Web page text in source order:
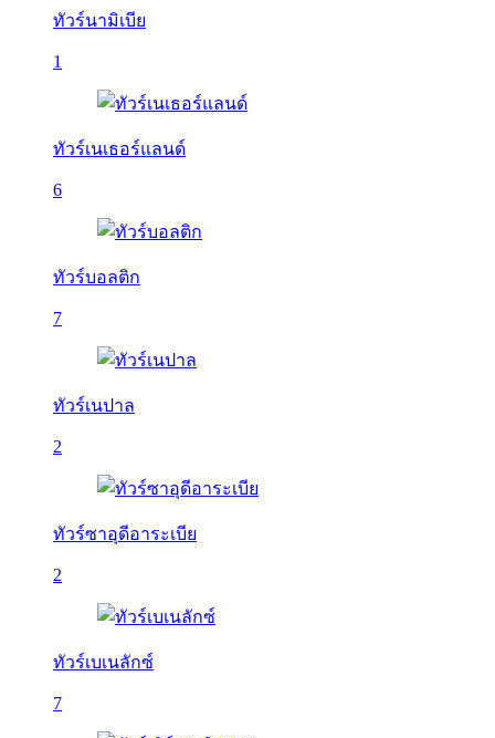
ทัวร์นามิเบีย
1
ทัวร์เนเธอร์แลนด์
6
ทัวร์บอลติก
7
ทัวร์เนปาล
2
ทัวร์ซาอุดีอาระเบีย
2
ทัวร์เบเนลักซ์
7